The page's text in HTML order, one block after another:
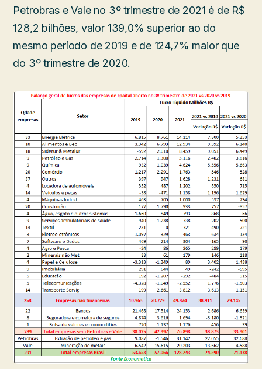
Petrobras e Vale no 3º trimestre de 2021 é de R$
128,2 bilhões, valor 139,0% superior ao do
mesmo período de 2019 e de 124,7% maior que
do 3º trimestre de 2020.